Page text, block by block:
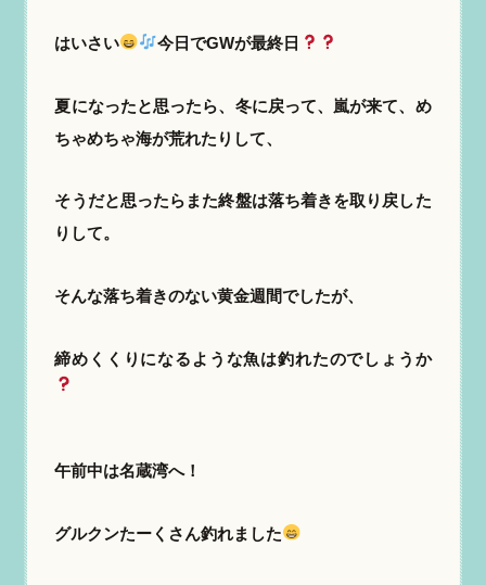
はいさい 今日でGWが最終日
夏になったと思ったら、冬に戻って、嵐が来て、め
ちゃめちゃ海が荒れたりして、
そうだと思ったらまた終盤は落ち着きを取り戻した
りして。
そんな落ち着きのない黄金週間でしたが、
締めくくりになるような魚は釣れたのでしょうか
午前中は名蔵湾へ！
グルクンたーくさん釣れました